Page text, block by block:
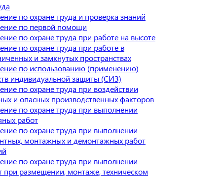
по охране труда и проверка знаний
по первой помощи
по охране труда при работе на высоте
по охране труда при работе в
и замкнутых пространствах
по использованию (применению)
индивидуальной защиты (СИЗ)
по охране труда при воздействии
и опасных производственных факторов
по охране труда при выполнении
работ
по охране труда при выполнении
монтажных и демонтажных работ
по охране труда при выполнении
при размещении, монтаже, техническом